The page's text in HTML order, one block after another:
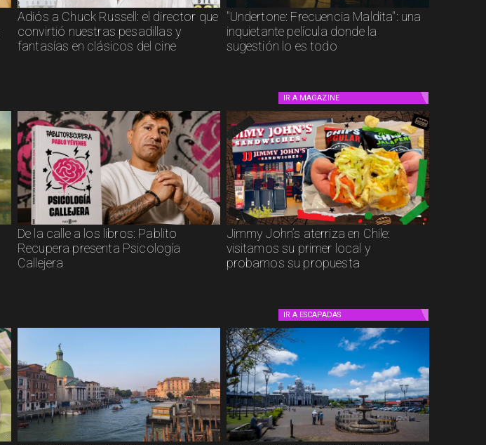
Adiós a Chuck Russell: el director que
convirtió nuestras pesadillas y
fantasías en clásicos del cine
"Undertone: Frecuencia Maldita": una
inquietante película donde la
sugestión lo es todo
IR A MAGAZINE
De la calle a los libros: Pablito
Recupera presenta Psicología
Callejera
Jimmy John’s aterriza en Chile:
visitamos su primer local y
probamos su propuesta
IR A ESCAPADAS